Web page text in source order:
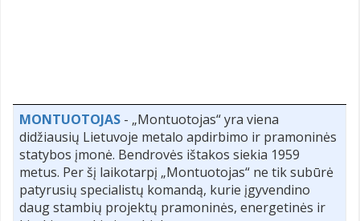
MONTUOTOJAS - „Montuotojas“ yra viena
didžiausių Lietuvoje metalo apdirbimo ir pramoninės
statybos įmonė. Bendrovės ištakos siekia 1959
metus. Per šį laikotarpį „Montuotojas“ ne tik subūrė
patyrusių specialistų komandą, kurie įgyvendino
daug stambių projektų pramoninės, energetinės ir